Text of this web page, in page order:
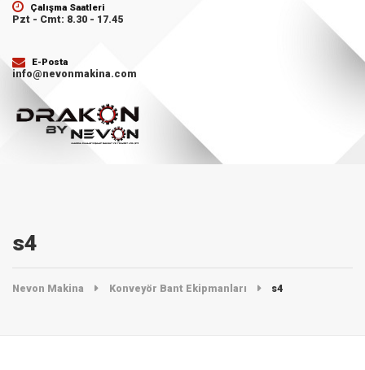
Çalışma Saatleri
Pzt - Cmt: 8.30 - 17.45
E-Posta
info@nevonmakina.com
s4
Nevon Makina Konveyör Bant Ekipmanları s4